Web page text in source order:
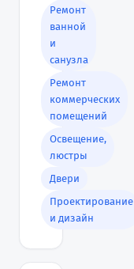
Ремонт
ванной
и
санузла
Ремонт
коммерческих
помещений
Освещение,
люстры
Двери
Проектирование
и дизайн